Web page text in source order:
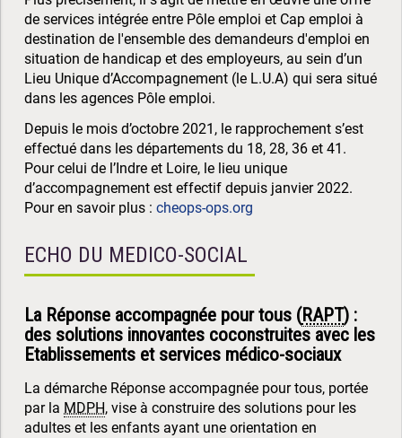
de services intégrée entre Pôle emploi et Cap emploi à
destination de l'ensemble des demandeurs d'emploi en
situation de handicap et des employeurs, au sein d’un
Lieu Unique d’Accompagnement (le L.U.A) qui sera situé
dans les agences Pôle emploi.
Depuis le mois d’octobre 2021, le rapprochement s’est
effectué dans les départements du 18, 28, 36 et 41.
Pour celui de l’Indre et Loire, le lieu unique
d’accompagnement est effectif depuis janvier 2022.
Pour en savoir plus : cheops-ops.org
ECHO DU MEDICO-SOCIAL
La Réponse accompagnée pour tous (RAPT) :
des solutions innovantes coconstruites avec les
Etablissements et services médico-sociaux
La démarche Réponse accompagnée pour tous, portée
par la MDPH, vise à construire des solutions pour les
adultes et les enfants ayant une orientation en